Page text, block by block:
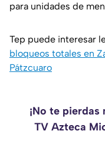
para unidades de
Tep puede interesar
bloqueos totales en
Pátzcuaro
¡No te
TV Azteca